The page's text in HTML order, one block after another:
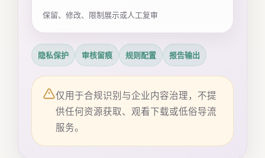
保留、修改、限制展示或人工复审
隐私保护 审核留痕 规则配置 报告输出
仅用于合规识别与企业内容治理，不提
供任何资源获取、观看下载或低俗导流
服务。